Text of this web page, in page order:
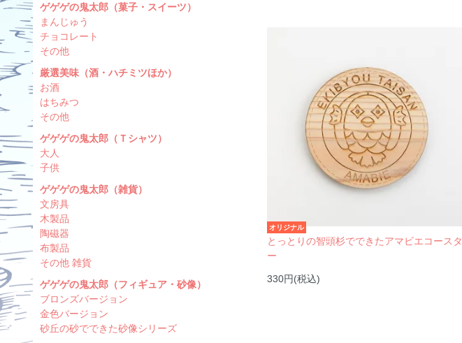
オリジナル
とっとりの智頭杉でできたアマビエコースタ
ー
330円(税込)
ゲゲゲの鬼太郎（菓子・スイーツ）
まんじゅう
チョコレート
その他
厳選美味（酒・ハチミツほか）
お酒
はちみつ
その他
ゲゲゲの鬼太郎（Ｔシャツ）
大人
子供
ゲゲゲの鬼太郎（雑貨）
文房具
木製品
陶磁器
布製品
その他 雑貨
ゲゲゲの鬼太郎（フィギュア・砂像）
ブロンズバージョン
金色バージョン
砂丘の砂でできた砂像シリーズ